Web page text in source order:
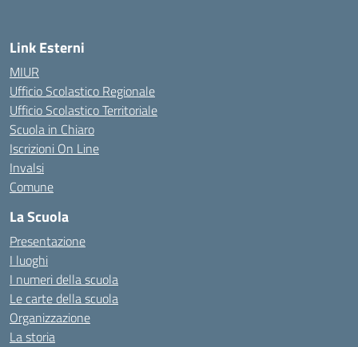
Link Esterni
MIUR
Ufficio Scolastico Regionale
Ufficio Scolastico Territoriale
Scuola in Chiaro
Iscrizioni On Line
Invalsi
Comune
La Scuola
Presentazione
I luoghi
I numeri della scuola
Le carte della scuola
Organizzazione
La storia